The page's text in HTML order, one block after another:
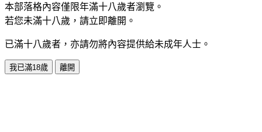
本部落格內容僅限年滿十八歲者瀏覽。
若您未滿十八歲，請立即離開。
已滿十八歲者，亦請勿將內容提供給未成年人士。
我已滿18歲 離開